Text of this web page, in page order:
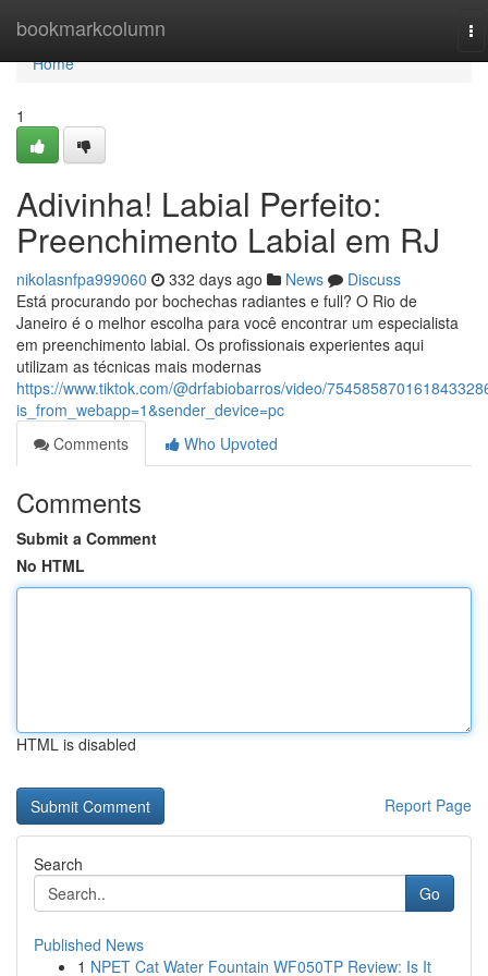
bookmarkcolumn
Home
Home
1
Adivinha! Labial Perfeito:
Preenchimento Labial em RJ
nikolasnfpa999060 332 days ago News
Discuss
Está procurando por bochechas radiantes e full? O Rio de
Janeiro é o melhor escolha para você encontrar um especialista
em preenchimento labial. Os profissionais experientes aqui
utilizam as técnicas mais modernas
https://www.tiktok.com/@drfabiobarros/video/
is_from_webapp=1&sender_device=pc
Comments
Who Upvoted
Comments
Submit a Comment
No HTML
HTML is disabled
Report Page
Search
Go
Published News
1 NPET Cat Water Fountain WF050TP Review: Is It